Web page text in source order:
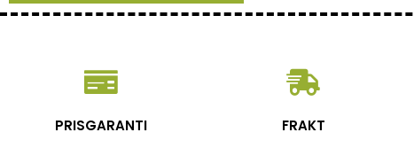
PRISGARANTI
FRAKT